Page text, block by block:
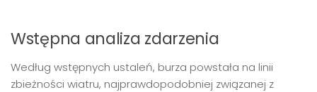
Wstępna analiza zdarzenia
Według wstępnych ustaleń, burza powstała na linii
zbieżności wiatru, najprawdopodobniej związanej z